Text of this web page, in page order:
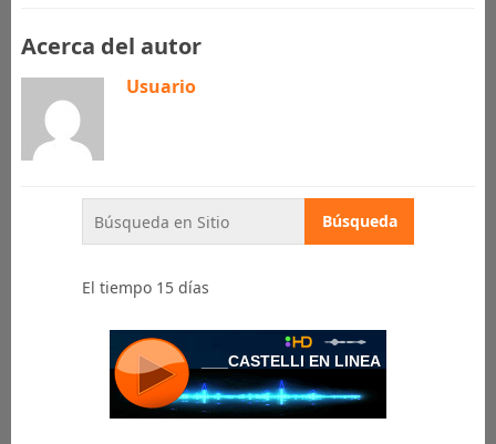
Acerca del autor
Usuario
El tiempo 15 días